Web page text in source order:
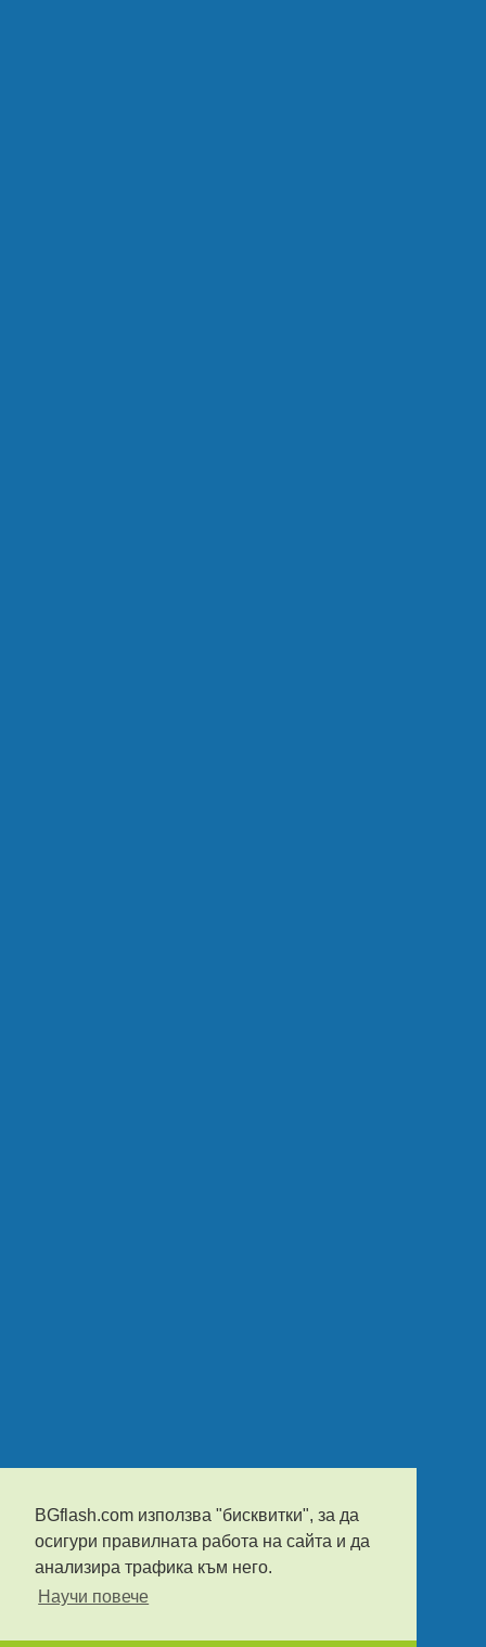
BGflash.com използва "бисквитки", за да
осигури правилната работа на сайта и да
анализира трафика към него.
Научи повече